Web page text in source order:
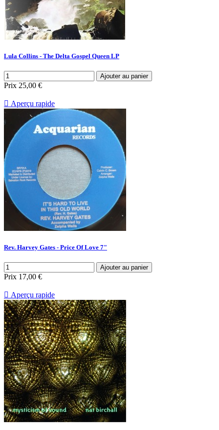
Lula Collins - The Delta Gospel Queen LP
Ajouter au panier
Prix 25,00 €
 Aperçu rapide
Rev. Harvey Gates - Price Of Love 7"
Ajouter au panier
Prix 17,00 €
 Aperçu rapide